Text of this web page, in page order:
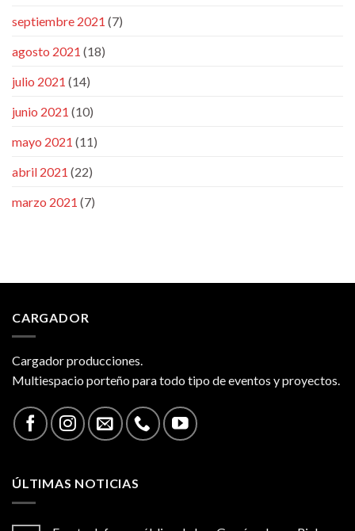
septiembre 2021 (7)
agosto 2021 (18)
julio 2021 (14)
junio 2021 (10)
mayo 2021 (11)
abril 2021 (22)
marzo 2021 (7)
CARGADOR
Cargador producciones.
Multiespacio porteño para todo tipo de eventos y proyectos.
ÚLTIMAS NOTICIAS